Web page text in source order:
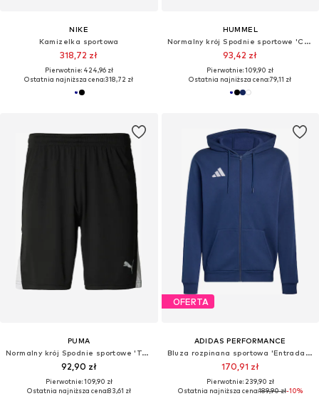
NIKE
Kamizelka sportowa
318,72 zł
Pierwotnie: 424,96 zł
Ostatnia najniższa cena:318,72 zł
HUMMEL
Normalny krój Spodnie sportowe 'Core'
93,42 zł
Pierwotnie: 109,90 zł
Ostatnia najniższa cena:79,11 zł
PUMA
Normalny krój Spodnie sportowe 'TeamLIGA26'
92,90 zł
Pierwotnie: 109,90 zł
Ostatnia najniższa cena:83,61 zł
OFERTA
ADIDAS PERFORMANCE
Bluza rozpinana sportowa 'Entrada26'
170,91 zł
Pierwotnie: 239,90 zł
Ostatnia najniższa cena:189,90 zł-10%